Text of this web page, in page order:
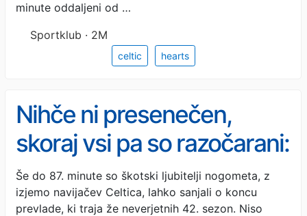
minute oddaljeni od …
Sportklub · 2M
celtic hearts
Nihče ni presenečen,
skoraj vsi pa so razočarani:
Celtic preprečil senzacijo
in postal prvak
Še do 87. minute so škotski ljubitelji nogometa, z
izjemo navijačev Celtica, lahko sanjali o koncu
prevlade, ki traja že neverjetnih 42. sezon. Niso